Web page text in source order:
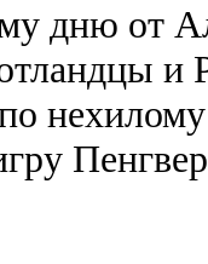
дню от
и